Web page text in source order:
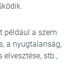
például a szem
a nyugtalanság,
elvesztése, stb.,